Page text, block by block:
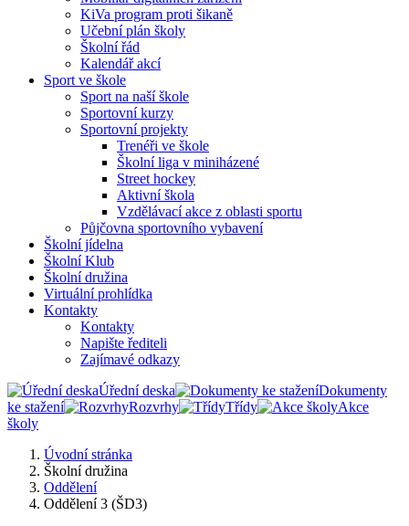
KiVa program proti šikaně
Učební plán školy
Školní řád
Kalendář akcí
Sport ve škole
Sport na naší škole
Sportovní kurzy
Sportovní projekty
Trenéři ve škole
Školní liga v miniházené
Street hockey
Aktivní škola
Vzdělávací akce z oblasti sportu
Půjčovna sportovního vybavení
Školní jídelna
Školní Klub
Školní družina
Virtuální prohlídka
Kontakty
Kontakty
Napište řediteli
Zajímavé odkazy
Úřední deska
Dokumenty
ke stažení
Rozvrhy Třídy
Akce
školy
Úvodní stránka
Školní družina
Oddělení
Oddělení 3 (ŠD3)